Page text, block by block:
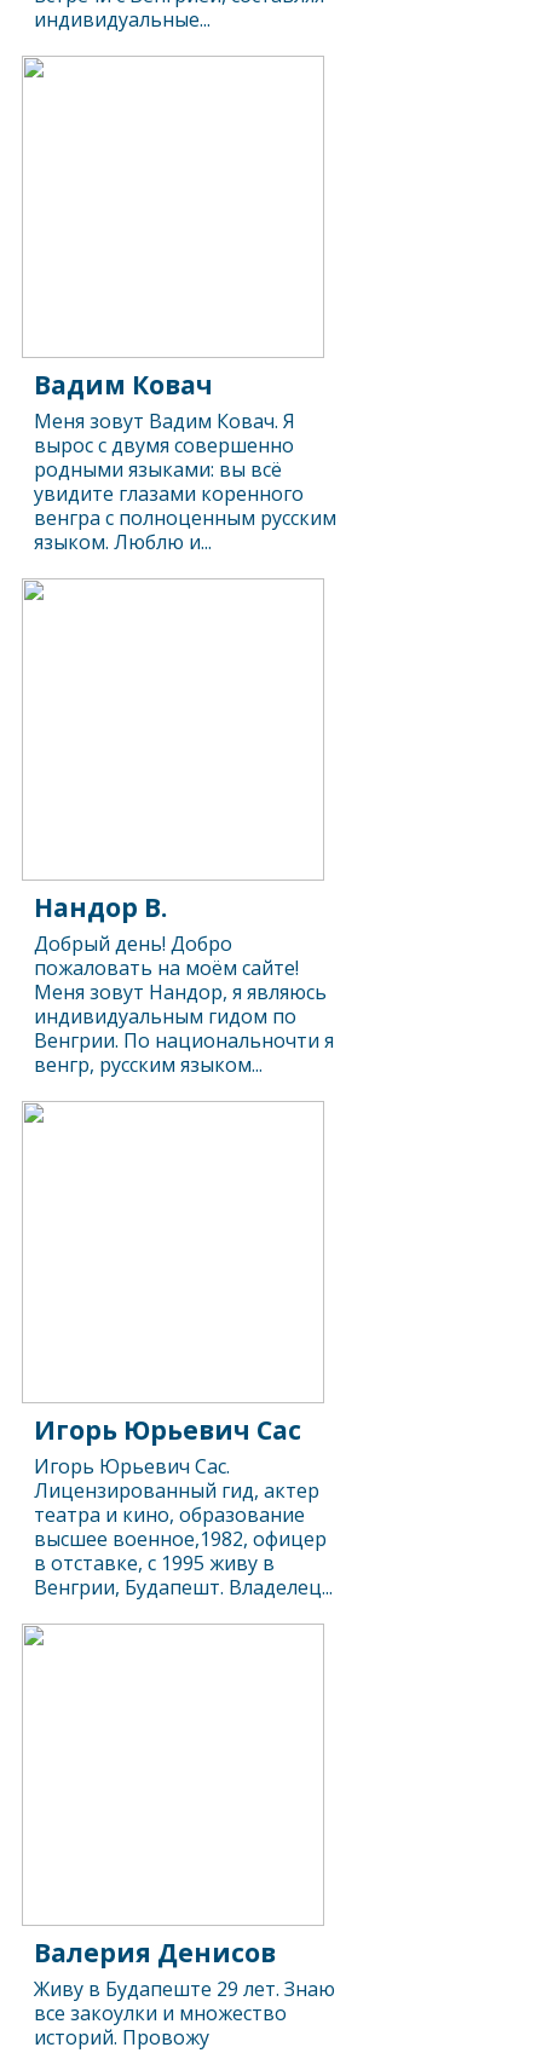
индивидуальные...
Вадим Ковач
Меня зовут Вадим Ковач. Я
вырос с двумя совершенно
родными языками: вы всё
увидите глазами коренного
венгра с полноценным русским
языком. Люблю и...
Нандор В.
Добрый день! Добро
пожаловать на моём сайте!
Меня зовут Нандор, я являюсь
индивидуальным гидом по
Венгрии. По национальночти я
венгр, русским языком...
Игорь Юрьевич Сас
Игорь Юрьевич Сас.
Лицензированный гид, актер
театра и кино, образование
высшее военное,1982, офицер
в отставке, с 1995 живу в
Венгрии, Будапешт. Владелец...
Валерия Денисов
Живу в Будапеште 29 лет. Знаю
все закоулки и множество
историй. Провожу